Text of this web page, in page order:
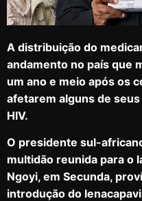
A distribuição do
andamento no país que
um ano e meio após os
afetarem alguns de
HIV.
O presidente sul-
multidão reunida para o
Ngoyi, em Secunda,
introdução do